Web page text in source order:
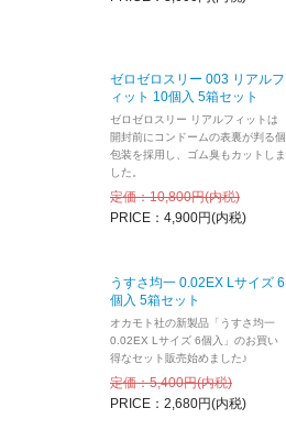
ゼロゼロスリー 003 リアルフ
ィット 10個入 5箱セット
ゼロゼロスリー リアルフィットは
開封前にコンドームの表裏が判る個
包装を採用し、ゴム臭もカットしま
した。
定価：10,800円(内税)
PRICE：4,900円(内税)
うすさ均一 0.02EX Lサイズ 6
個入 5箱セット
オカモト社の新製品「うすさ均一
0.02EX Lサイズ 6個入」のお買い
得なセット販売始めました♪
定価：5,400円(内税)
PRICE：2,680円(内税)